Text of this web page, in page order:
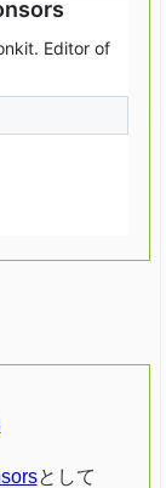
として